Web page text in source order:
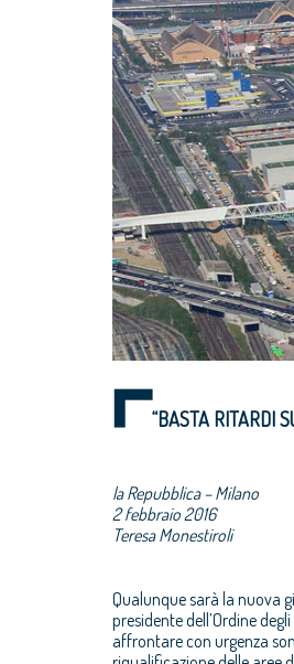
“BASTA RITARDI
la Repubblica – Milano
2 febbraio 2016
Teresa Monestiroli
Qualunque sarà la nuova
presidente dell’Ordine
affrontare con urgenza